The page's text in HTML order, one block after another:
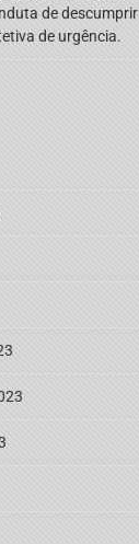
de descumprir
de urgência.